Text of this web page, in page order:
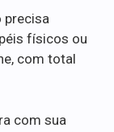
precisa
físicos ou
com total
com sua